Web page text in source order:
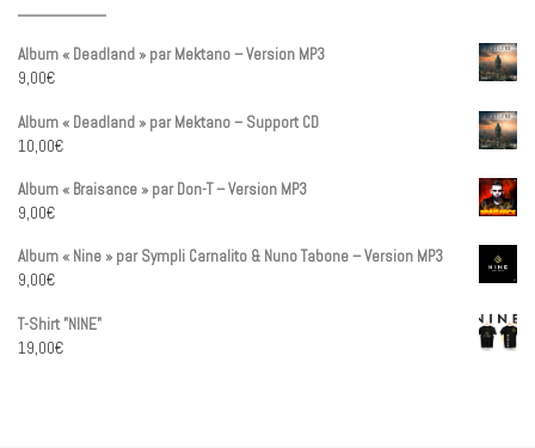
Album « Deadland » par Mektano – Version MP3
9,00€
Album « Deadland » par Mektano – Support CD
10,00€
Album « Braisance » par Don-T – Version MP3
9,00€
Album « Nine » par Sympli Carnalito & Nuno Tabone – Version MP3
9,00€
T-Shirt "NINE"
19,00€